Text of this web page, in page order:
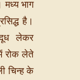
मध्य भाग
है।
दूध लेकर
रोक लेते
चिन्ह के